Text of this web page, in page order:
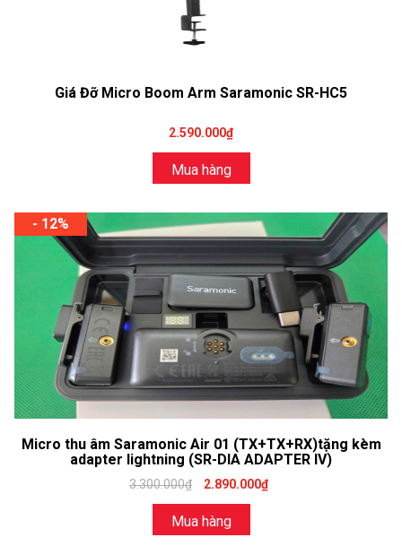
Giá Đỡ Micro Boom Arm Saramonic SR-HC5
2.590.000₫
Mua hàng
- 12%
Micro thu âm Saramonic Air 01 (TX+TX+RX)tặng kèm
adapter lightning (SR-DIA ADAPTER IV)
3.300.000₫ 2.890.000₫
Mua hàng